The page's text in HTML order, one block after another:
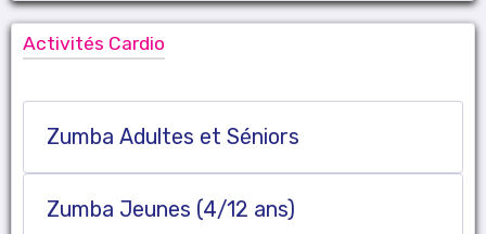
Activités Cardio
Zumba Adultes et Séniors
Zumba Jeunes (4/12 ans)